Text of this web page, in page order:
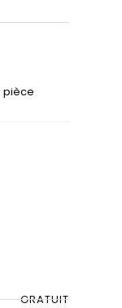
pièce
GRATUIT